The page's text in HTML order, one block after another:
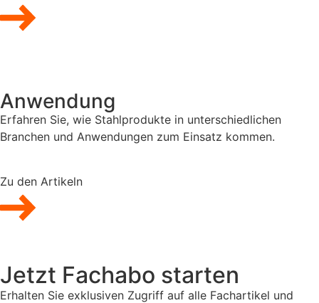
Anwendung
Erfahren Sie, wie Stahlprodukte in unterschiedlichen
Branchen und Anwendungen zum Einsatz kommen.
Zu den Artikeln
Jetzt Fachabo starten
Erhalten Sie exklusiven Zugriff auf alle Fachartikel und